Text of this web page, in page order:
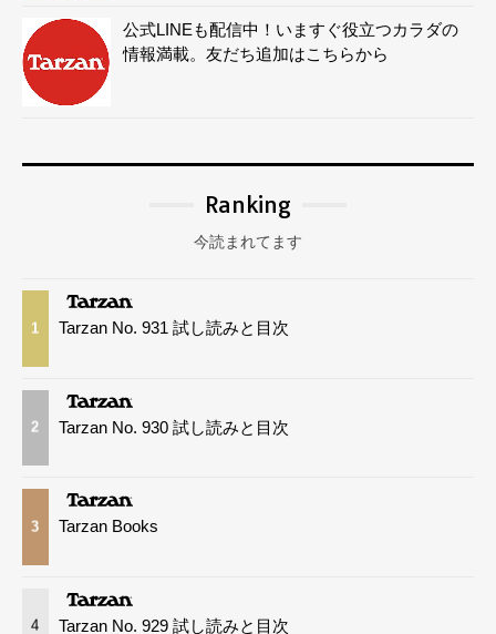
公式LINEも配信中！いますぐ役立つカラダの
情報満載。友だち追加はこちらから
Ranking
今読まれてます
1 Tarzan No. 931 試し読みと目次
2 Tarzan No. 930 試し読みと目次
3 Tarzan Books
4 Tarzan No. 929 試し読みと目次